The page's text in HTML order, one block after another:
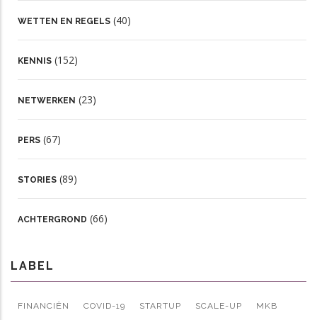
WETTEN EN REGELS (40)
KENNIS (152)
NETWERKEN (23)
PERS (67)
STORIES (89)
ACHTERGROND (66)
LABEL
FINANCIËN COVID-19 STARTUP SCALE-UP MKB